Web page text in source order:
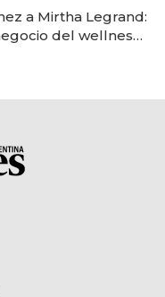
a Mirtha Legrand:
del wellness